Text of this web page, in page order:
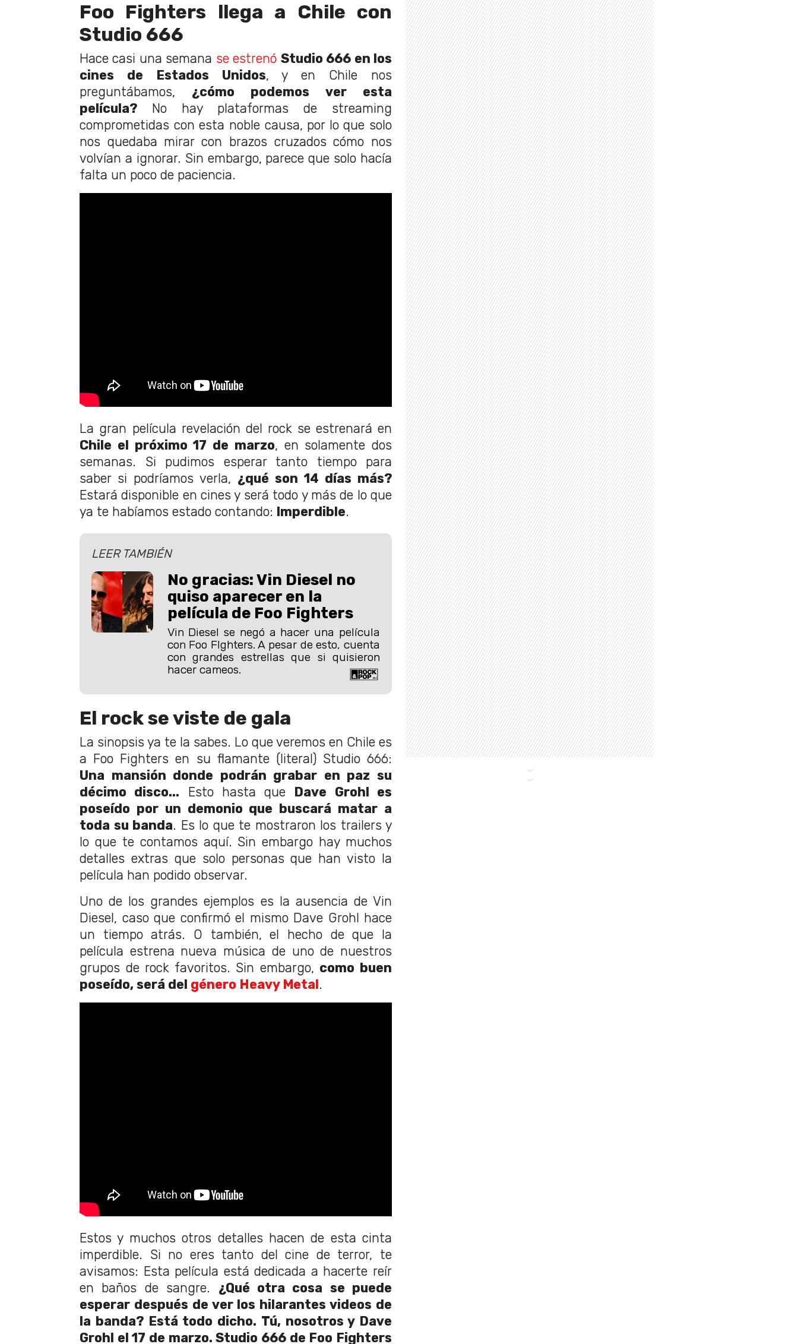
Foo Fighters llega a Chile con
Studio 666
Hace casi una semana se estrenó Studio 666 en los
cines de Estados Unidos, y en Chile nos
preguntábamos, ¿cómo podemos ver esta
película? No hay plataformas de streaming
comprometidas con esta noble causa, por lo que solo
nos quedaba mirar con brazos cruzados cómo nos
volvían a ignorar. Sin embargo, parece que solo hacía
falta un poco de paciencia.
La gran película revelación del rock se estrenará en
Chile el próximo 17 de marzo, en solamente dos
semanas. Si pudimos esperar tanto tiempo para
saber si podríamos verla, ¿qué son 14 días más?
Estará disponible en cines y será todo y más de lo que
ya te habíamos estado contando: Imperdible.
LEER TAMBIÉN
No gracias: Vin Diesel no
quiso aparecer en la
película de Foo Fighters
Vin Diesel se negó a hacer una película
con Foo FIghters. A pesar de esto, cuenta
con grandes estrellas que si quisieron
hacer cameos.
El rock se viste de gala
La sinopsis ya te la sabes. Lo que veremos en Chile es
a Foo Fighters en su flamante (literal) Studio 666:
Una mansión donde podrán grabar en paz su
décimo disco... Esto hasta que
Dave Grohl es
poseído por un demonio que buscará matar a
toda su banda. Es lo que te mostraron los trailers y
lo que te contamos aquí. Sin embargo hay muchos
detalles extras que solo personas que han visto la
película han podido observar.
Uno de los grandes ejemplos es la ausencia de Vin
Diesel, caso que confirmó el mismo Dave Grohl hace
un tiempo atrás. O también, el hecho de que la
película estrena nueva música de uno de nuestros
grupos de rock favoritos. Sin embargo, como buen
poseído, será del género Heavy Metal .
Estos y muchos otros detalles hacen de esta cinta
imperdible. Si no eres tanto del cine de terror, te
avisamos: Esta película está dedicada a hacerte reír
en baños de sangre. ¿Qué otra cosa se puede
esperar después de ver los hilarantes videos de
la banda? Está todo dicho. Tú, nosotros y Dave
Grohl el 17 de marzo. Studio 666 de Foo Fighters